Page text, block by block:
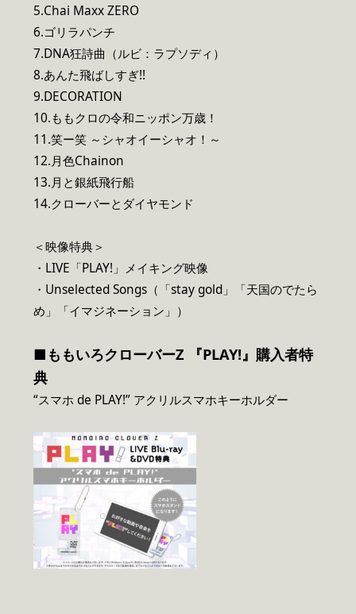
5.Chai Maxx ZERO
6.ゴリラパンチ
7.DNA狂詩曲（ルビ：ラプソディ）
8.あんた飛ばしすぎ!!
9.DECORATION
10.ももクロの令和ニッポン万歳！
11.笑ー笑 ～シャオイーシャオ！～
12.月色Chainon
13.月と銀紙飛行船
14.クローバーとダイヤモンド
＜映像特典＞
・LIVE「PLAY!」メイキング映像
・Unselected Songs（「stay gold」「天国のでたら
め」「イマジネーション」）
■ももいろクローバーZ 『PLAY!』購入者特
典
“スマホ de PLAY!” アクリルスマホキーホルダー